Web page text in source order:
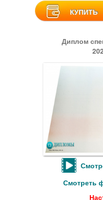
КУПИТЬ
Диплом
Смотреть